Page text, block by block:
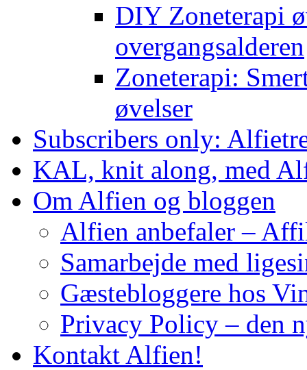
DIY Zoneterapi
overgangsalderen
Zoneterapi:
øvelser
Subscribers only:
KAL, knit along, med
Om Alfien og bloggen
Alfien anbefaler –
Samarbejde med
Gæstebloggere hos
Privacy Policy – den
Kontakt Alfien!